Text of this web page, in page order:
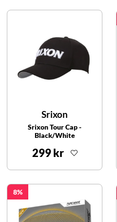
Srixon
Srixon Tour Cap -
Black/White
299 kr
8